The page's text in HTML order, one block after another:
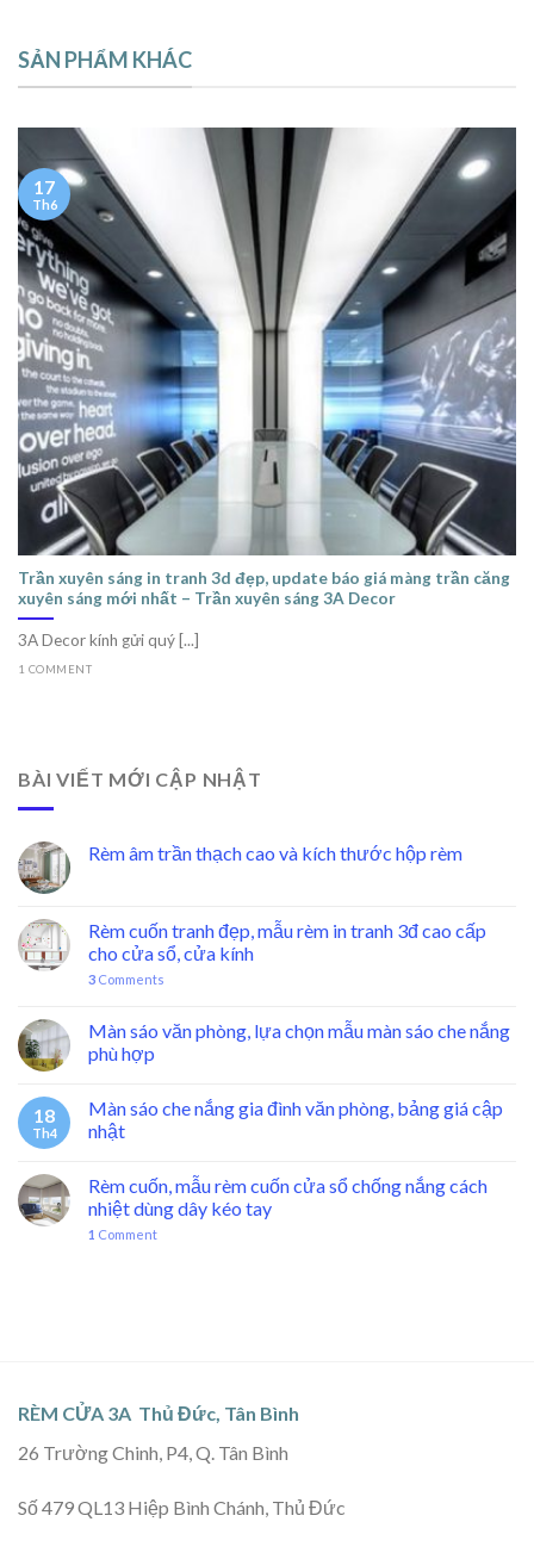
SẢN PHẨM KHÁC
Trần xuyên sáng in tranh 3d đẹp, update báo giá màng trần căng
xuyên sáng mới nhất – Trần xuyên sáng 3A Decor
3A Decor kính gửi quý [...]
1 COMMENT
17
Th6
BÀI VIẾT MỚI CẬP NHẬT
Rèm âm trần thạch cao và kích thước hộp rèm
Rèm cuốn tranh đẹp, mẫu rèm in tranh 3đ cao cấp
cho cửa sổ, cửa kính
3 Comments
Màn sáo văn phòng, lựa chọn mẫu màn sáo che nắng
phù hợp
18
Th4
Màn sáo che nắng gia đình văn phòng, bảng giá cập
nhật
Rèm cuốn, mẫu rèm cuốn cửa sổ chống nắng cách
nhiệt dùng dây kéo tay
1 Comment
RÈM CỬA 3A Thủ Đức, Tân Bình
26 Trường Chinh, P4, Q. Tân Bình
Số 479 QL13 Hiệp Bình Chánh, Thủ Đức